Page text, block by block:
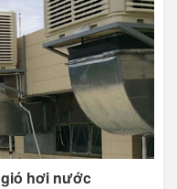
gió hơi nước